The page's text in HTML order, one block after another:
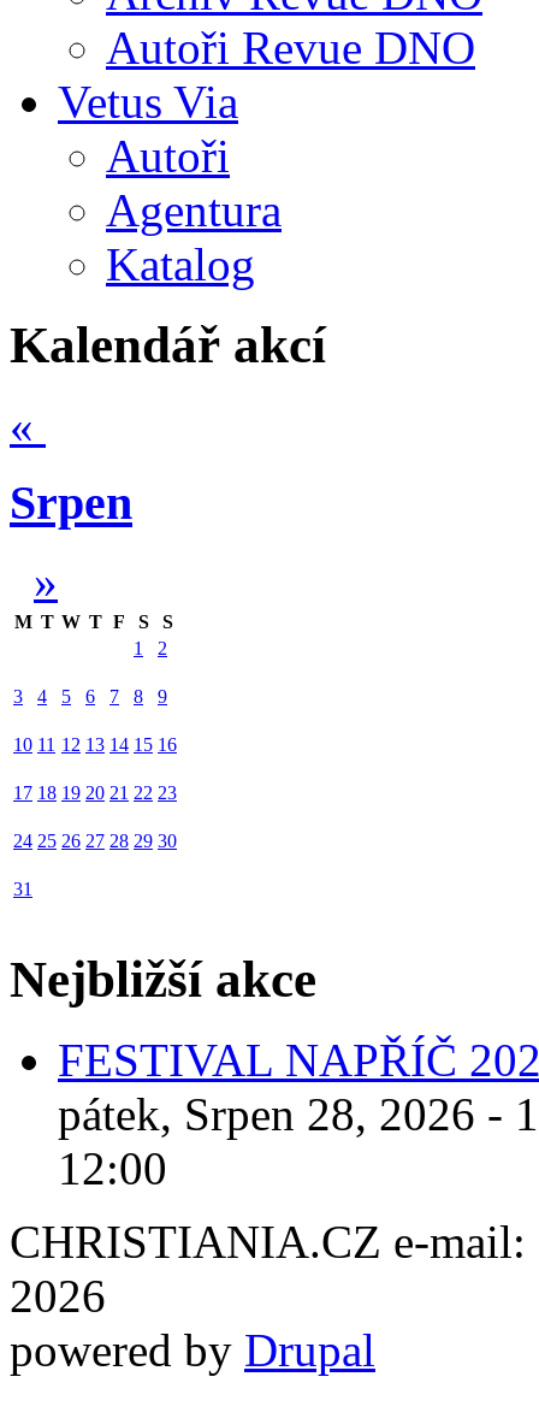
Autoři Revue DNO
Vetus Via
Autoři
Agentura
Katalog
Kalendář akcí
«
Srpen
»
M T W T F S
S
1
2
3 4 5 6 7 8 9
10 11 12 13 14 15 16
17 18 19 20 21 22 23
24 25 26 27 28 29 30
31
Nejbližší akce
FESTIVAL NAPŘÍČ
pátek, Srpen 28, 2026 -
12:00
CHRISTIANIA.CZ e-mail:
2026
powered by Drupal